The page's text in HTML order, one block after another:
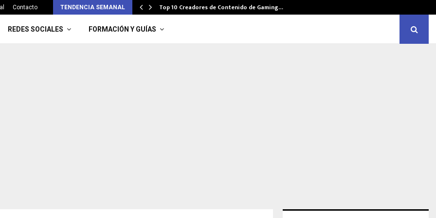
Contacto TENDENCIA SEMANAL
tu audiencia Top 10 Creadores de Contenido de Gaming…
REDES SOCIALES FORMACIÓN Y GUÍAS